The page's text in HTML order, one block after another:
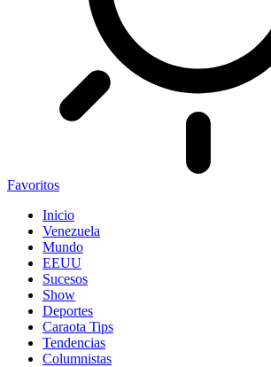
Favoritos
Inicio
Venezuela
Mundo
EEUU
Sucesos
Show
Deportes
Caraota Tips
Tendencias
Columnistas